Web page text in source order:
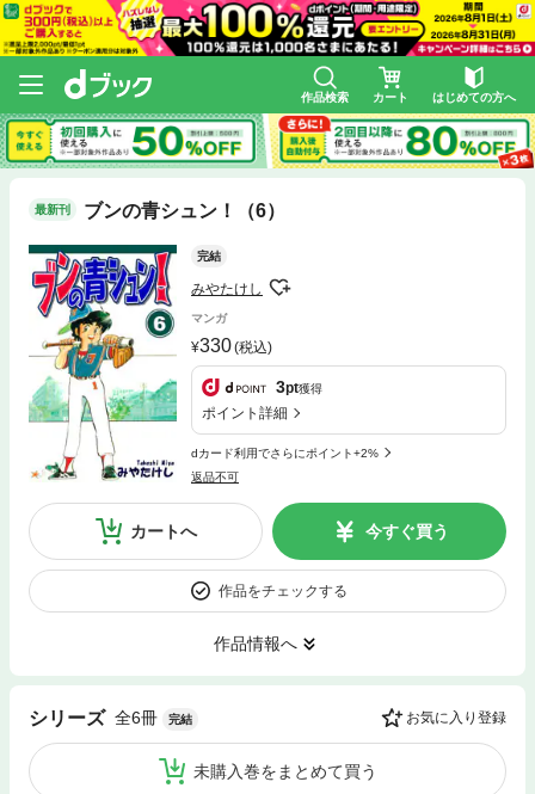
作品検索 カート はじめての方へ
最新刊 ブンの青シュン！（6）
完結
みやたけし
マンガ
330(税込)
3pt獲得
ポイント詳細
dカード利用でさらにポイント+2%
返品不可
カートへ 今すぐ買う
作品をチェックする
作品情報へ
シリーズ 全6冊 完結 お気に入り登録
未購入巻をまとめて買う